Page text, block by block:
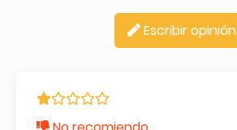
Escribir opinión